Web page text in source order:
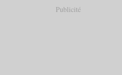
Publicité